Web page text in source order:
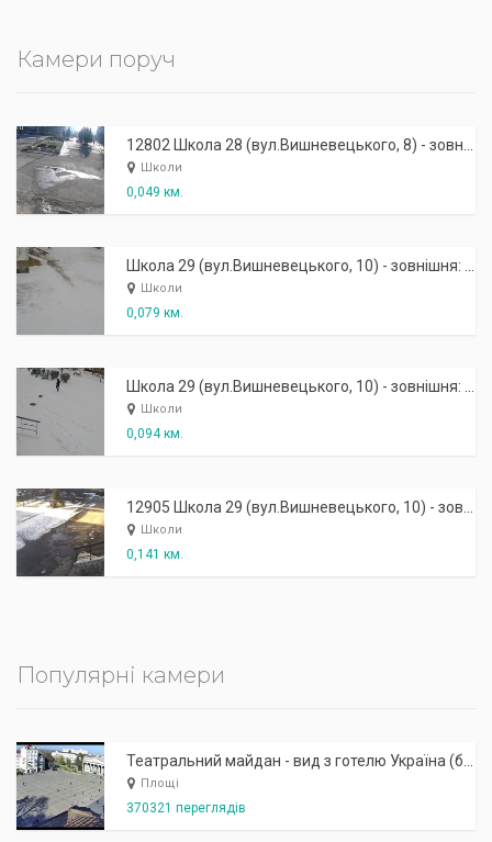
Камери поруч
Школи
0,049 км.
Школи
0,079 км.
Школи
0,094 км.
Школи
0,141 км.
Популярні камери
Площі
370321 переглядів